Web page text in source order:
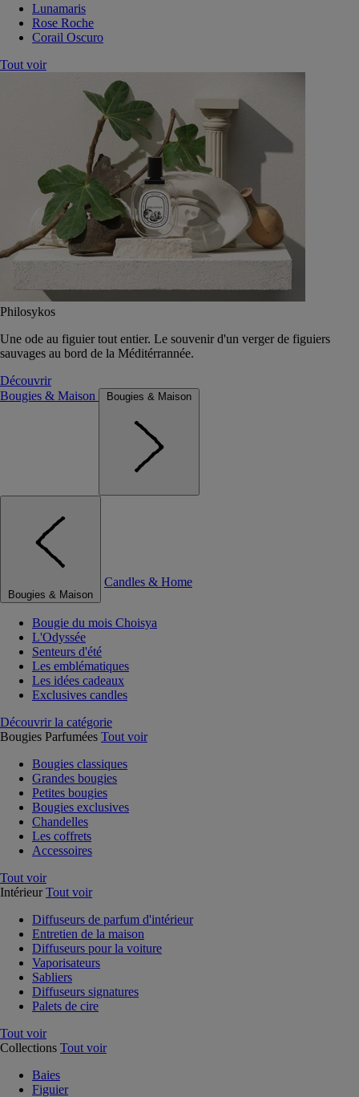
Lunamaris
Rose Roche
Corail Oscuro
Tout voir
Philosykos
Une ode au figuier tout entier. Le souvenir d'un verger de figuiers
sauvages au bord de la Méditérrannée.
Découvrir
Bougies & Maison
Bougies & Maison
Bougies & Maison
Candles & Home
Bougie du mois Choisya
L'Odyssée
Senteurs d'été
Les emblématiques
Les idées cadeaux
Exclusives candles
Découvrir la catégorie
Bougies Parfumées Tout voir
Bougies classiques
Grandes bougies
Petites bougies
Bougies exclusives
Chandelles
Les coffrets
Accessoires
Tout voir
Intérieur Tout voir
Diffuseurs de parfum d'intérieur
Entretien de la maison
Diffuseurs pour la voiture
Vaporisateurs
Sabliers
Diffuseurs signatures
Palets de cire
Tout voir
Collections Tout voir
Baies
Figuier